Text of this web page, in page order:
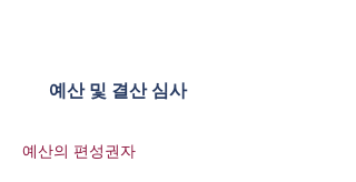
예산 및 결산 심사
예산의 편성권자